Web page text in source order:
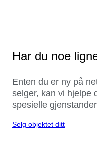
Har du noe
Enten du er ny på
selger, kan vi hjelpe
spesielle
Selg objektet ditt